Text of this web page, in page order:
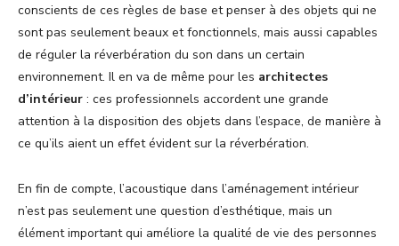
conscients de ces règles de base et penser à des objets qui ne
sont pas seulement beaux et fonctionnels, mais aussi capables
de réguler la réverbération du son dans un certain
environnement. Il en va de même pour les architectes
d’intérieur : ces professionnels accordent une grande
attention à la disposition des objets dans l’espace, de manière à
ce qu’ils aient un effet évident sur la réverbération.
En fin de compte, l’acoustique dans l’aménagement intérieur
n’est pas seulement une question d’esthétique, mais un
élément important qui améliore la qualité de vie des personnes